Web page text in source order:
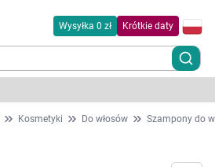
Wysyłka 0 zł Krótkie daty
Kosmetyki Do włosów Szampony do